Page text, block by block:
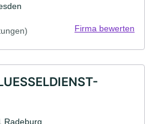
Firma bewerten
Radeburg